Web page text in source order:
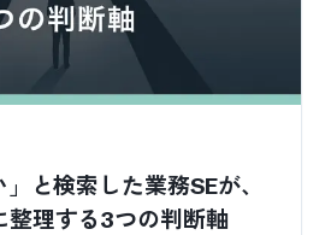
」と検索した業務SEが、
整理する3つの判断軸